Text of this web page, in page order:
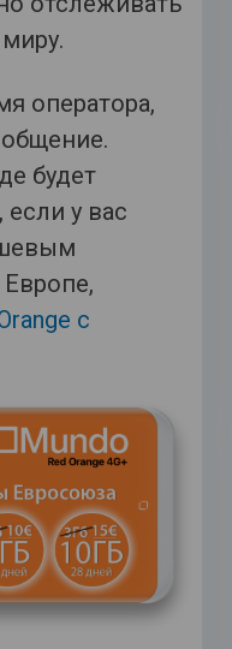
оператора,
будет
у вас
с